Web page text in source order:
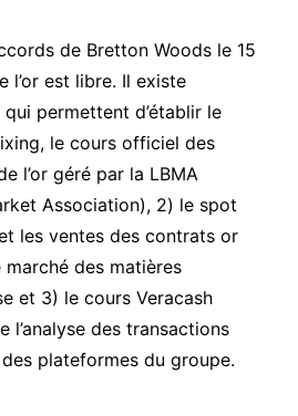
de Bretton Woods le 15
l’or est libre. Il existe
permettent d’établir le
le cours officiel des
l’or géré par la LBMA
Association), 2) le spot
les ventes des contrats or
des matières
et 3) le cours Veracash
l’analyse des transactions
plateformes du groupe.